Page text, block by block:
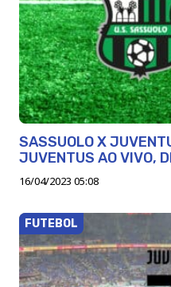
SASSUOLO X
JUVENTUS AO VIVO,
16/04/2023 05:08
FUTEBOL